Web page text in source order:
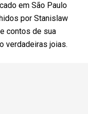
em São Paulo
por Stanislaw
contos de sua
verdadeiras joias.